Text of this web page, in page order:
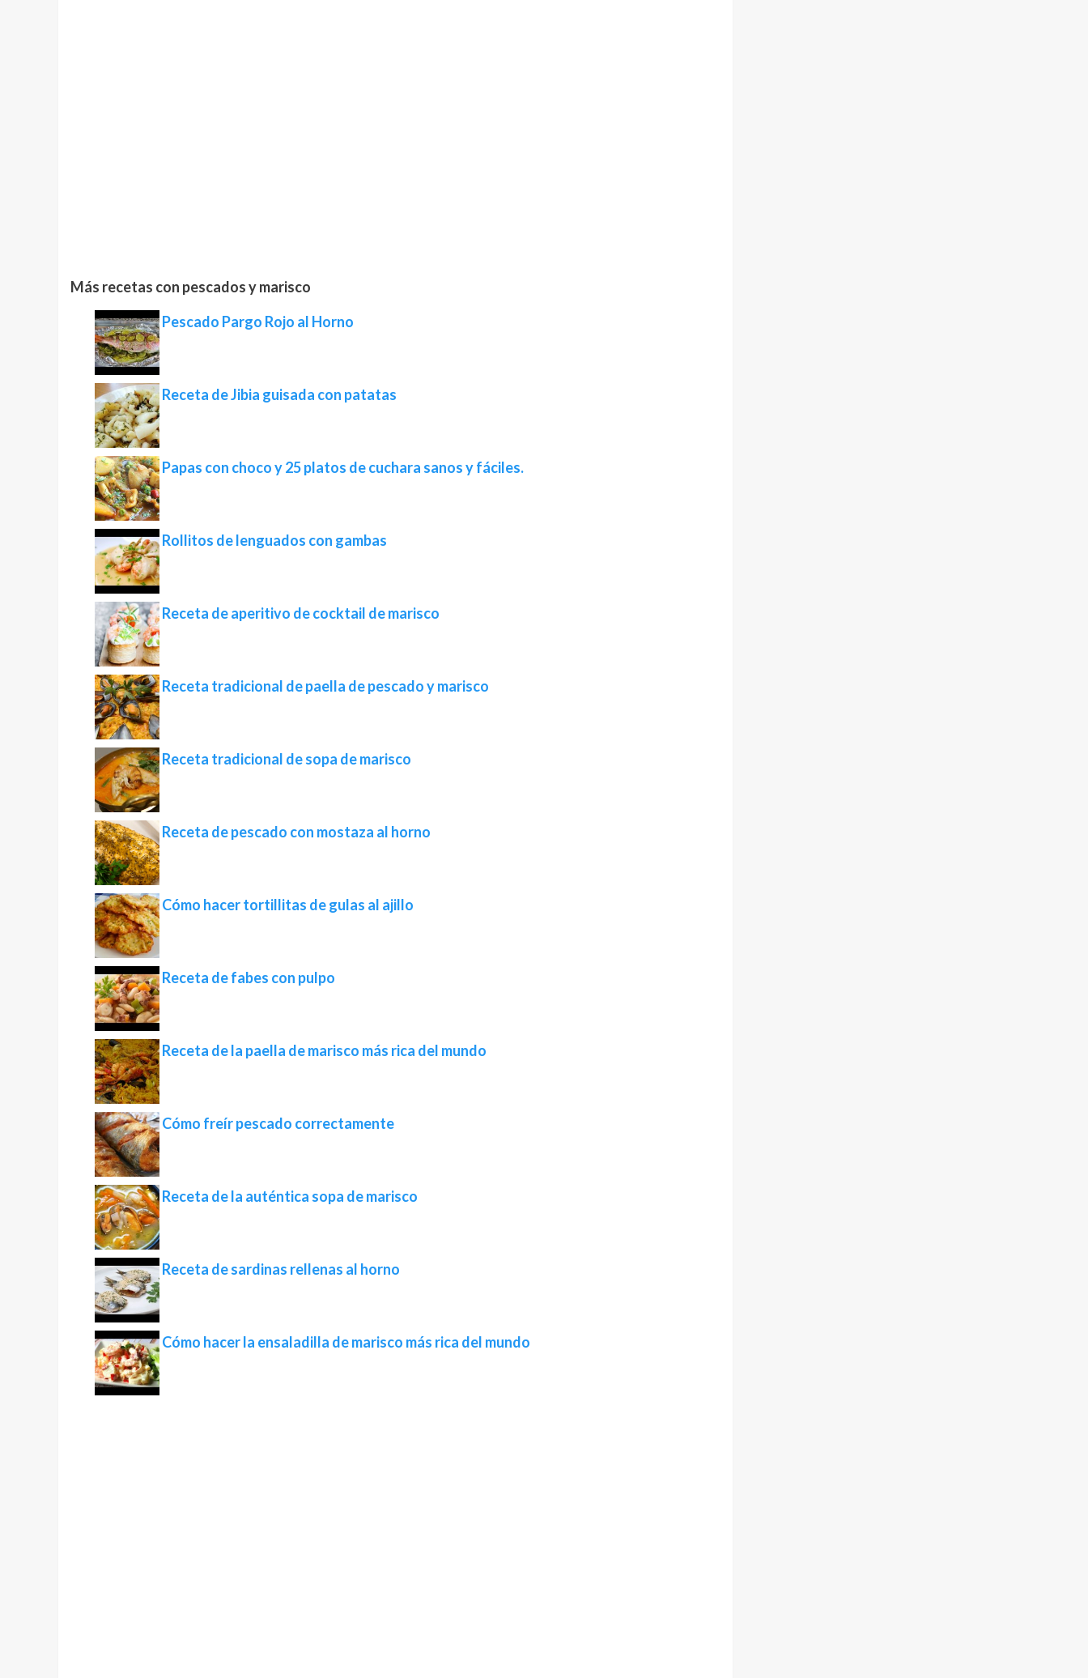
Más recetas con pescados y marisco
Pescado Pargo Rojo al Horno
Receta de Jibia guisada con patatas
Papas con choco y 25 platos de cuchara sanos y fáciles.
Rollitos de lenguados con gambas
Receta de aperitivo de cocktail de marisco
Receta tradicional de paella de pescado y marisco
Receta tradicional de sopa de marisco
Receta de pescado con mostaza al horno
Cómo hacer tortillitas de gulas al ajillo
Receta de fabes con pulpo
Receta de la paella de marisco más rica del mundo
Cómo freír pescado correctamente
Receta de la auténtica sopa de marisco
Receta de sardinas rellenas al horno
Cómo hacer la ensaladilla de marisco más rica del mundo